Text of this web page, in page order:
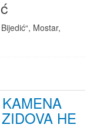
Mostar,
HE